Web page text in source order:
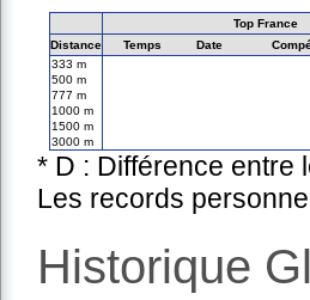
Top France
Distance
Temps Date
333 m
500 m
777 m
1000 m
1500 m
3000 m
* D : Différence entre
Les records
Historique